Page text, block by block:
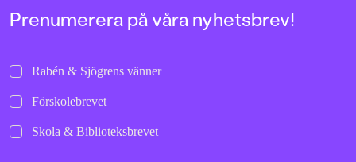
Prenumerera på våra nyhetsbrev!
Rabén & Sjögrens vänner
Förskolebrevet
Skola & Biblioteksbrevet